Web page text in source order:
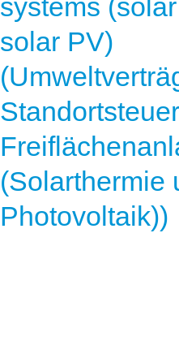
systems
solar PV)
(Solarthermie
Photovoltaik))